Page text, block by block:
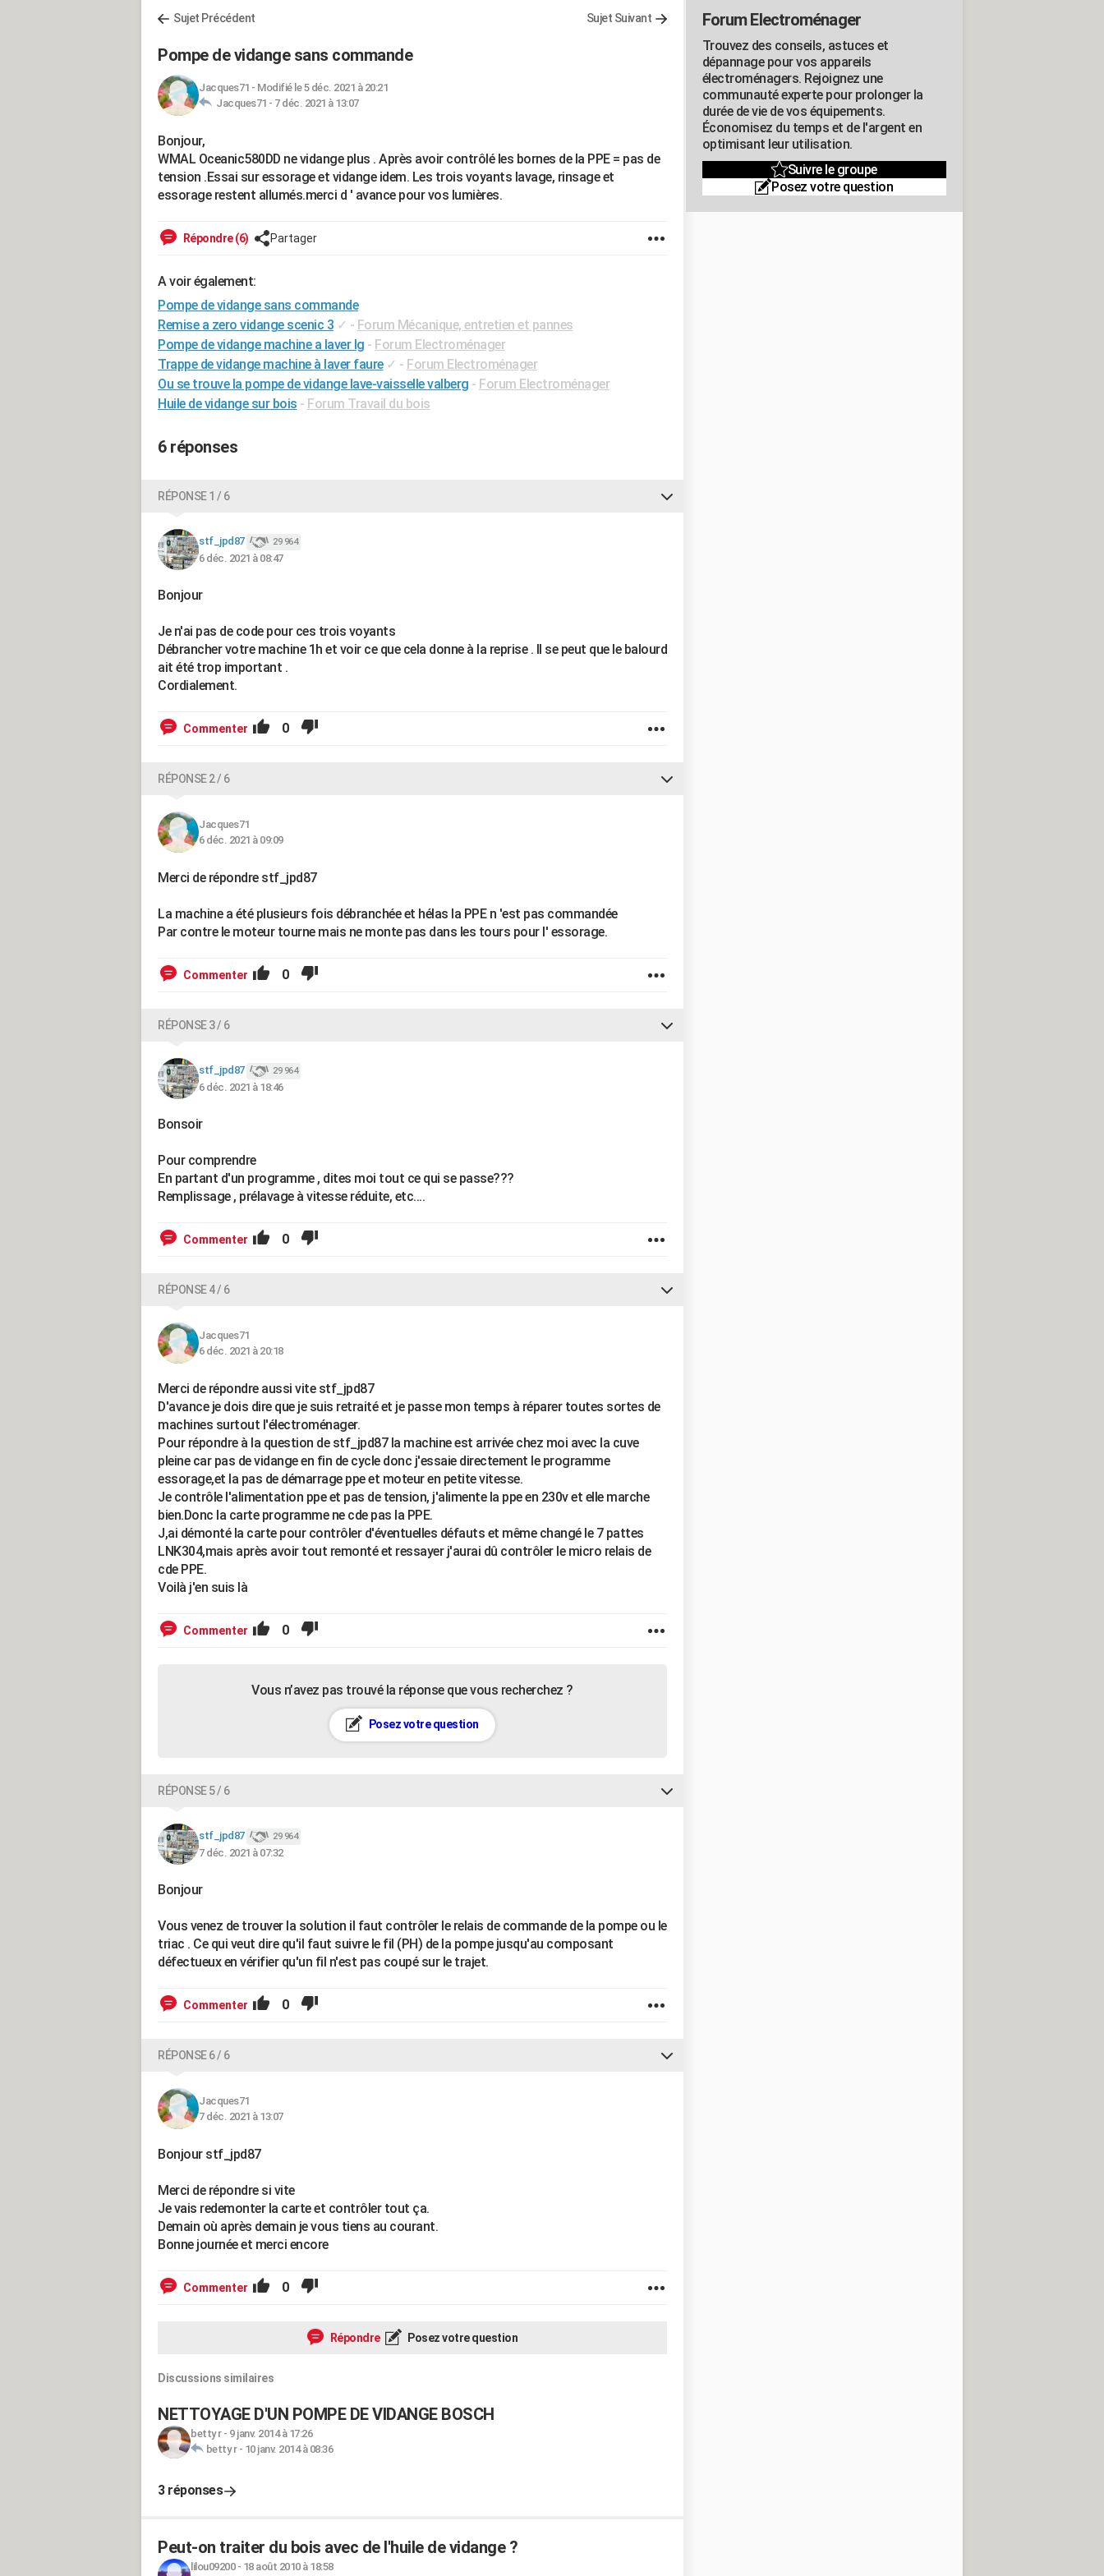
Sujet Précédent Sujet Suivant
Pompe de vidange sans commande
Jacques71 - Modifié le 5 déc. 2021 à 20:21
Jacques71 - 7 déc. 2021 à 13:07
Bonjour,
WMAL Oceanic580DD ne vidange plus . Après avoir contrôlé les bornes de la PPE = pas de
tension .Essai sur essorage et vidange idem. Les trois voyants lavage, rinsage et
essorage restent allumés.merci d ' avance pour vos lumières.
Répondre (6) Partager
A voir également:
Pompe de vidange sans commande
Remise a zero vidange scenic 3 ✓ - Forum Mécanique, entretien et pannes
Pompe de vidange machine a laver lg - Forum Electroménager
Trappe de vidange machine à laver faure ✓ - Forum Electroménager
Ou se trouve la pompe de vidange lave-vaisselle valberg - Forum Electroménager
Huile de vidange sur bois - Forum Travail du bois
6 réponses
RÉPONSE 1 / 6
stf_jpd87 29 964
6 déc. 2021 à 08:47
Bonjour
Je n'ai pas de code pour ces trois voyants
Débrancher votre machine 1h et voir ce que cela donne à la reprise . Il se peut que le balourd
ait été trop important .
Cordialement.
Commenter 0
RÉPONSE 2 / 6
Jacques71
6 déc. 2021 à 09:09
Merci de répondre stf_jpd87
La machine a été plusieurs fois débranchée et hélas la PPE n 'est pas commandée
Par contre le moteur tourne mais ne monte pas dans les tours pour l' essorage.
Commenter 0
RÉPONSE 3 / 6
stf_jpd87 29 964
6 déc. 2021 à 18:46
Bonsoir
Pour comprendre
En partant d'un programme , dites moi tout ce qui se passe???
Remplissage , prélavage à vitesse réduite, etc....
Commenter 0
RÉPONSE 4 / 6
Jacques71
6 déc. 2021 à 20:18
Merci de répondre aussi vite stf_jpd87
D'avance je dois dire que je suis retraité et je passe mon temps à réparer toutes sortes de
machines surtout l'électroménager.
Pour répondre à la question de stf_jpd87 la machine est arrivée chez moi avec la cuve
pleine car pas de vidange en fin de cycle donc j'essaie directement le programme
essorage,et la pas de démarrage ppe et moteur en petite vitesse.
Je contrôle l'alimentation ppe et pas de tension, j'alimente la ppe en 230v et elle marche
bien.Donc la carte programme ne cde pas la PPE.
J,ai démonté la carte pour contrôler d'éventuelles défauts et même changé le 7 pattes
LNK304,mais après avoir tout remonté et ressayer j'aurai dû contrôler le micro relais de
cde PPE.
Voilà j'en suis là
Commenter 0
Vous n’avez pas trouvé la réponse que vous recherchez ?
Posez votre question
RÉPONSE 5 / 6
stf_jpd87 29 964
7 déc. 2021 à 07:32
Bonjour
Vous venez de trouver la solution il faut contrôler le relais de commande de la pompe ou le
triac . Ce qui veut dire qu'il faut suivre le fil (PH) de la pompe jusqu'au composant
défectueux en vérifier qu'un fil n'est pas coupé sur le trajet.
Commenter 0
RÉPONSE 6 / 6
Jacques71
7 déc. 2021 à 13:07
Bonjour stf_jpd87
Merci de répondre si vite
Je vais redemonter la carte et contrôler tout ça.
Demain où après demain je vous tiens au courant.
Bonne journée et merci encore
Commenter 0
Répondre Posez votre question
Discussions similaires
NETTOYAGE D'UN POMPE DE VIDANGE BOSCH
betty r- 9 janv. 2014 à 17:26
betty r- 10 janv. 2014 à 08:36
3 réponses
Peut-on traiter du bois avec de l'huile de vidange ?
lilou09200- 18 août 2010 à 18:58
Forum Electroménager
Trouvez des conseils, astuces et
dépannage pour vos appareils
électroménagers. Rejoignez une
communauté experte pour prolonger la
durée de vie de vos équipements.
Économisez du temps et de l'argent en
optimisant leur utilisation.
Suivre le groupe
Posez votre question